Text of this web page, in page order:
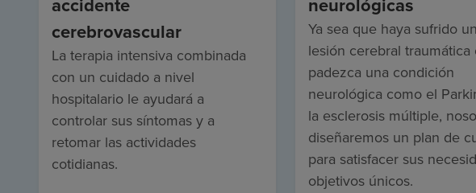
accidente
cerebrovascular
La terapia intensiva combinada
con un cuidado a nivel
hospitalario le ayudará a
controlar sus síntomas y a
retomar las actividades
cotidianas.
neurológicas
Ya sea que haya sufrido
lesión cerebral traumática
padezca una condición
neurológica como el
la esclerosis múltiple,
diseñaremos un plan de
para satisfacer sus
objetivos únicos.